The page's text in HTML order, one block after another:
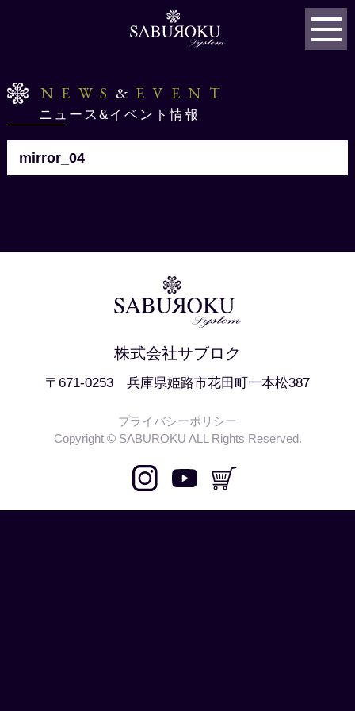
NEWS & EVENT
ニュース&イベント情報
mirror_04
株式会社サブロク
〒671-0253 兵庫県姫路市花田町一本松387
プライバシーポリシー
Copyright © SABUROKU ALL Rights Reserved.